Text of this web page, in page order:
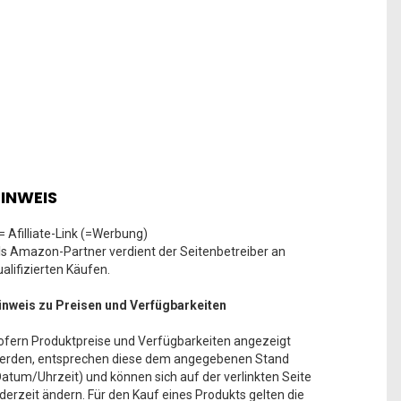
Afilliate-Link (=Werbung)
Amazon-Partner verdient der Seitenbetreiber an
Käufen.
zu Preisen und Verfügbarkeiten
Produktpreise und Verfügbarkeiten angezeigt
entsprechen diese dem angegebenen Stand
Uhrzeit) und können sich auf der verlinkten Seite
ändern. Für den Kauf eines Produkts gelten die